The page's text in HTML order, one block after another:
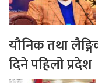
यौनिक तथा
दिने पहिलो प्रदेश